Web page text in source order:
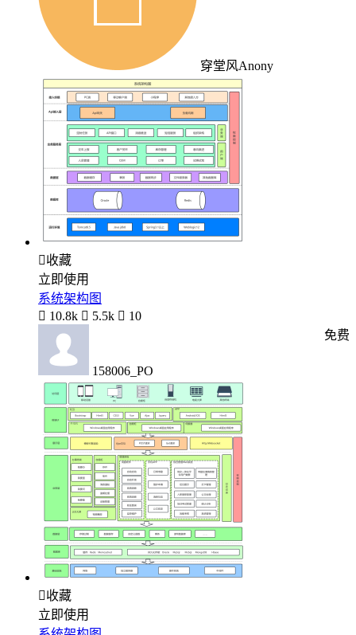
穿堂风Anony
收藏
立即使用
系统架构图
 10.8k  5.5k  10
158006_PO
免费
收藏
立即使用